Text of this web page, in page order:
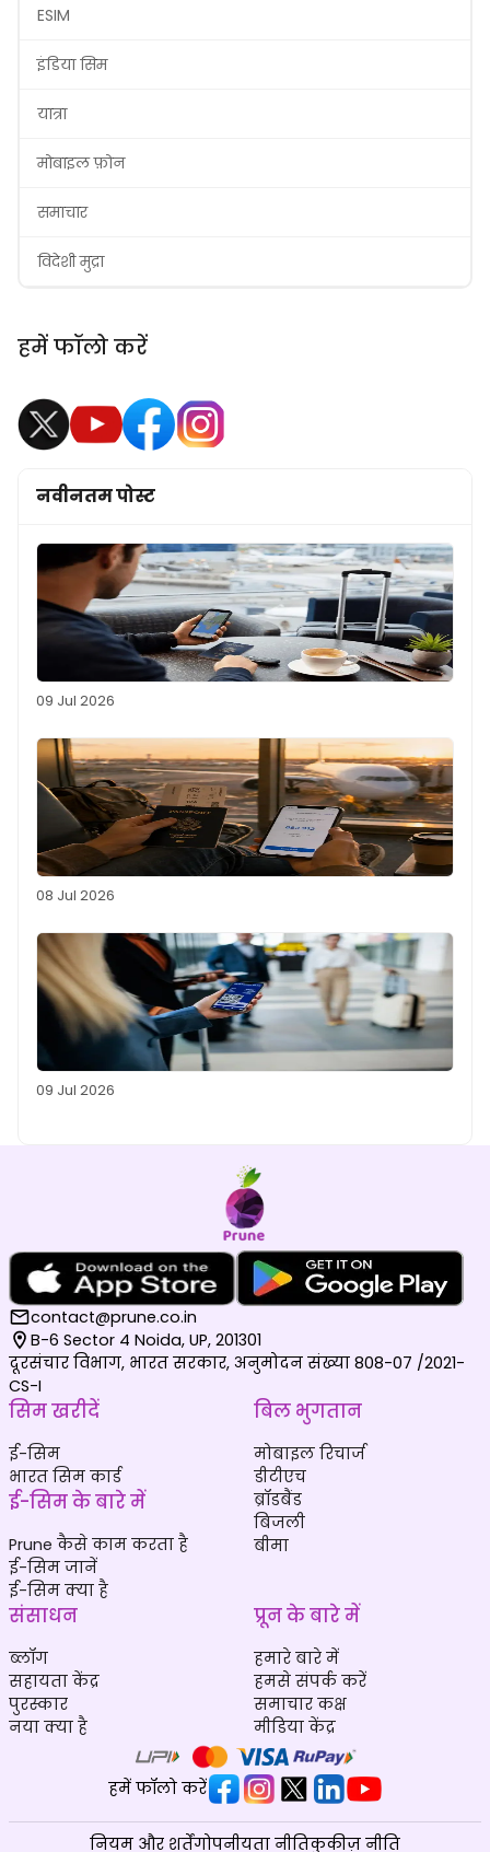
ESIM
इंडिया सिम
यात्रा
मोबाइल फ़ोन
समाचार
विदेशी मुद्रा
हमें फॉलो करें
नवीनतम पोस्ट
09 Jul 2026
08 Jul 2026
09 Jul 2026
contact@prune.co.in
B-6 Sector 4 Noida, UP, 201301
दूरसंचार विभाग, भारत सरकार, अनुमोदन संख्या 808-07 /2021-
CS-I
सिम खरीदें
ई-सिम
भारत सिम कार्ड
ई-सिम के बारे में
Prune कैसे काम करता है
ई-सिम जानें
ई-सिम क्या है
बिल भुगतान
मोबाइल रिचार्ज
डीटीएच
ब्रॉडबैंड
बिजली
बीमा
संसाधन
ब्लॉग
सहायता केंद्र
पुरस्कार
नया क्या है
प्रून के बारे में
हमारे बारे में
हमसे संपर्क करें
समाचार कक्ष
मीडिया केंद्र
हमें फॉलो करें
नियम और शर्तेंगोपनीयता नीतिकुकीज़ नीति